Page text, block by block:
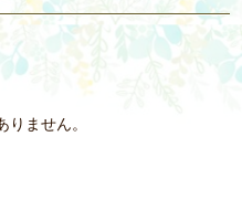
りません。